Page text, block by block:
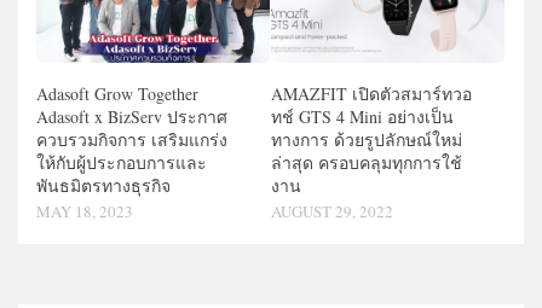
Adasoft Grow Together
Adasoft x BizServ ประกาศ
ควบรวมกิจการ เสริมแกร่ง
ให้กับผู้ประกอบการและ
พันธมิตรทางธุรกิจ
MAY 18, 2023
AMAZFIT เปิดตัวสมาร์ทวอ
ทช์ GTS 4 Mini อย่างเป็น
ทางการ ด้วยรูปลักษณ์ใหม่
ล่าสุด ครอบคลุมทุกการใช้
งาน
AUGUST 29, 2022